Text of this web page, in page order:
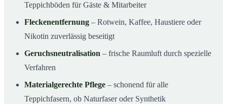
Teppichböden für Gäste & Mitarbeiter
Fleckenentfernung – Rotwein, Kaffee, Haustiere oder
Nikotin zuverlässig beseitigt
Geruchsneutralisation – frische Raumluft durch spezielle
Verfahren
Materialgerechte Pflege – schonend für alle
Teppichfasern, ob Naturfaser oder Synthetik